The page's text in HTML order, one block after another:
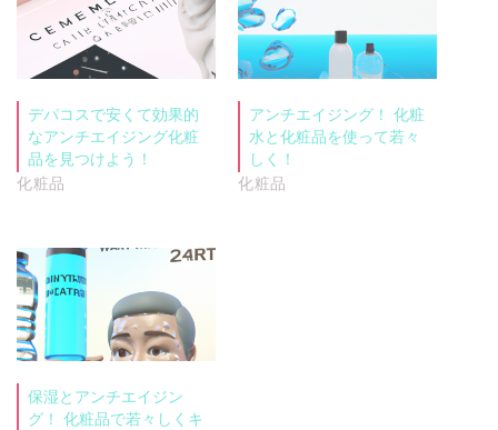
デパコスで安くて効果的
なアンチエイジング化粧
品を見つけよう！
化粧品
アンチエイジング！ 化粧
水と化粧品を使って若々
しく！
化粧品
保湿とアンチエイジン
グ！ 化粧品で若々しくキ